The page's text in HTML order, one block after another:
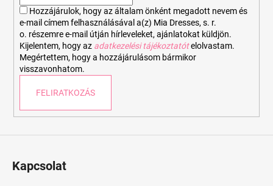
Hozzájárulok, hogy az általam önként megadott nevem és
e-mail címem felhasználásával a(z) Mia Dresses, s. r.
o. részemre e-mail útján hírleveleket, ajánlatokat küldjön.
Kijelentem, hogy az adatkezelési tájékoztatót elolvastam.
Megértettem, hogy a hozzájárulásom bármikor
visszavonhatom.
FELIRATKOZÁS
Kapcsolat